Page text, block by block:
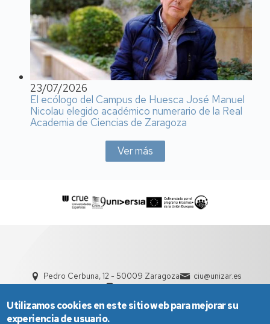
23/07/2026
El ecólogo del Campus de Huesca José Manuel
Nicolau elegido académico numerario de la Real
Academia de Ciencias de Zaragoza
Ver más
Pedro Cerbuna, 12 - 50009 Zaragoza
ciu@unizar.es
Utilizamos cookies en este sitio web para mejorar su
experiencia de usuario.